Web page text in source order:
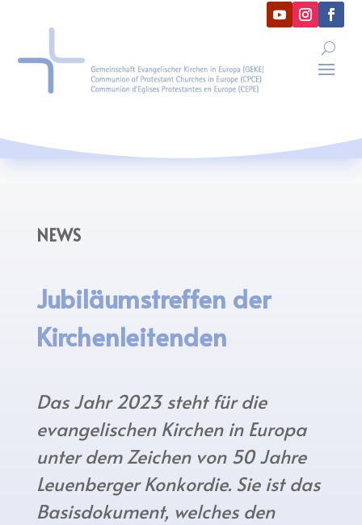
NEWS
Jubiläumstreffen der
Kirchenleitenden
Das Jahr 2023 steht für die
evangelischen Kirchen in Europa
unter dem Zeichen von 50 Jahre
Leuenberger Konkordie. Sie ist das
Basisdokument, welches den